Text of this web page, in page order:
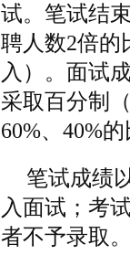
试。笔试结
聘人数2倍的
入）。面试
采取百分制
60%、40%
笔试成绩
入面试；考
者不予录取